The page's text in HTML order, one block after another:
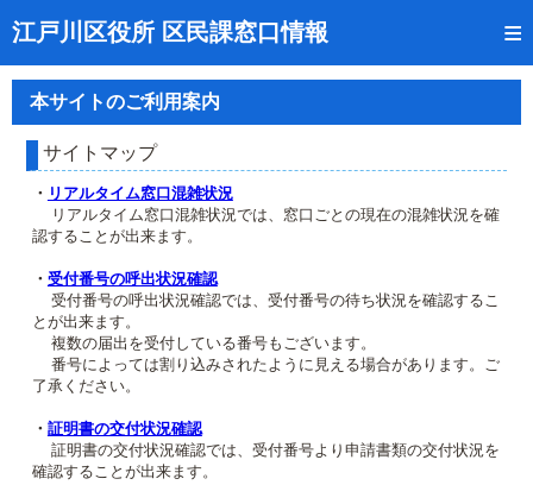
江戸川区役所 区民課窓口情報
トップページ
受付番号の呼出状況確認
証明書の交付状況確認
呼出状況のメール通知登録
来庁日時の事前予約
事前予約の確認・取消
混雑予想カレンダー
本サイトのご利用案内
本サイトのご利用案内
サイトマップ
・ リアルタイム窓口混雑状況
リアルタイム窓口混雑状況では、窓口ごとの現在の混雑状況を確
認することが出来ます。
・ 受付番号の呼出状況確認
受付番号の呼出状況確認では、受付番号の待ち状況を確認するこ
とが出来ます。
複数の届出を受付している番号もございます。
番号によっては割り込みされたように見える場合があります。ご
了承ください。
・ 証明書の交付状況確認
証明書の交付状況確認では、受付番号より申請書類の交付状況を
確認することが出来ます。